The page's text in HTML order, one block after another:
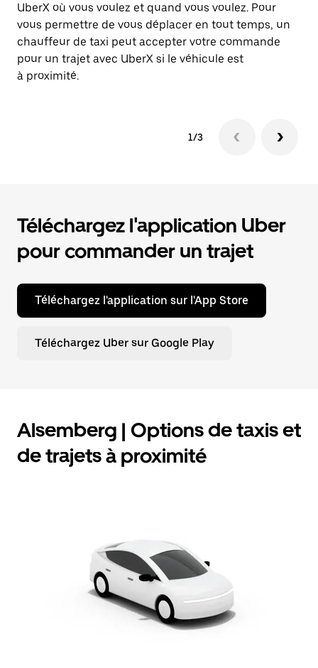
UberX où vous voulez et quand vous voulez. Pour
vous permettre de vous déplacer en tout temps, un
chauffeur de taxi peut accepter votre commande
pour un trajet avec UberX si le véhicule est
à proximité.
1/3
Téléchargez l'application Uber
pour commander un trajet
Téléchargez l'application sur l'App Store
Téléchargez Uber sur Google Play
Alsemberg | Options de taxis et
de trajets à proximité